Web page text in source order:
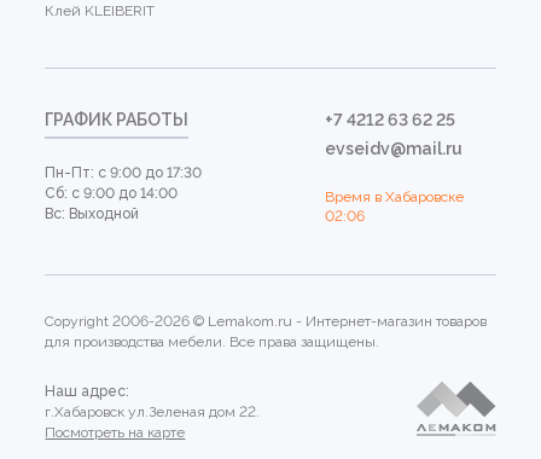
Клей KLEIBERIT
ГРАФИК РАБОТЫ
Пн-Пт: с 9:00 до 17:30
Сб: с 9:00 до 14:00
Вс: Выходной
+7 4212 63 62 25
evseidv@mail.ru
Время в Хабаровске
02:06
Copyright 2006-2026 © Lemakom.ru - Интернет-магазин товаров
для производства мебели. Все права защищены.
Наш адрес:
г.Хабаровск ул.Зеленая дом 22.
Посмотреть на карте